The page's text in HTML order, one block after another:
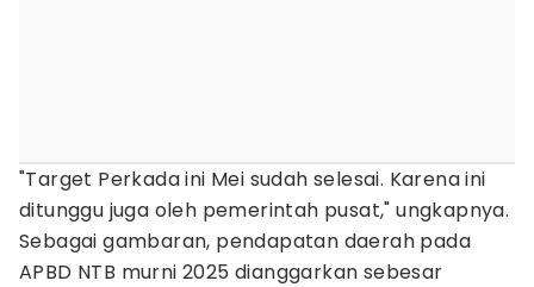
"Target Perkada ini Mei sudah selesai. Karena ini
ditunggu juga oleh pemerintah pusat," ungkapnya.
Sebagai gambaran, pendapatan daerah pada
APBD NTB murni 2025 dianggarkan sebesar